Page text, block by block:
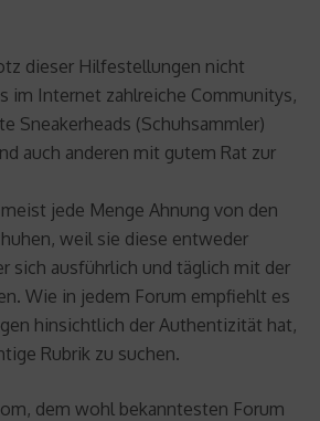
dieser Hilfestellungen nicht
im Internet zahlreiche Communitys,
Sneakerheads (Schuhsammler)
auch anderen mit gutem Rat zur
jede Menge Ahnung von den
weil sie diese entweder
sich ausführlich und täglich mit der
Wie in jedem Forum empfiehlt es
hinsichtlich der Authentizität hat,
Rubrik zu suchen.
dem wohl bekanntesten Forum